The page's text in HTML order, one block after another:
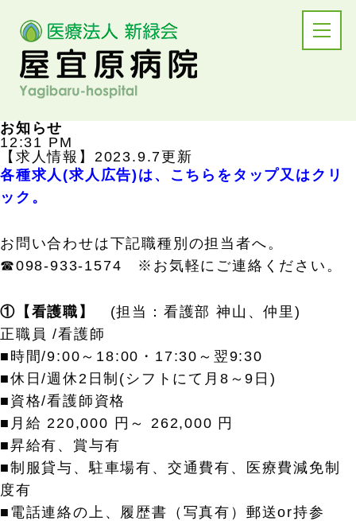
お知らせ
12:31 PM
【求人情報】2023.9.7更新
各種求人(求人広告)は、
こ ちらをタップ又はクリ
ック。
お問い合わせは下記職種別の担当者へ。
☎098-933-1574 ※お気軽にご連絡ください。
①【看護職】
(担当：看護部 神山、仲里)
正職員 /看護師
■時間/9:00～18:00・17:30～翌9:30
■休日/週休2日制(シフトにて月8～9日)
■資格/看護師資格
■月給 220,000 円～ 262,000 円
■昇給有、賞与有
■制服貸与、駐車場有、交通費有、医療費減免制
度有
■電話連絡の上、履歴書（写真有）郵送or持参